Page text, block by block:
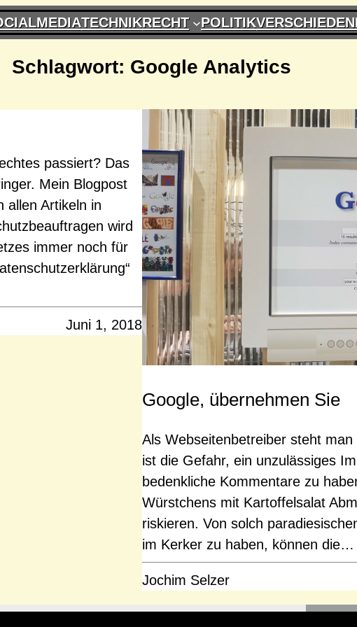
TECHNIKRECHT POLITIK
Schlagwort: Google Analytics
passiert? Das
Mein Blogpost
allen Artikeln in
wird
immer noch für
Juni 1, 2018
Google, übernehmen Sie
Als Webseitenbetreiber steht
ist die Gefahr, ein unzulässiges
bedenkliche Kommentare zu
Würstchens mit Kartoffelsalat
riskieren. Von solch
im Kerker zu haben, können die…
Jochim Selzer